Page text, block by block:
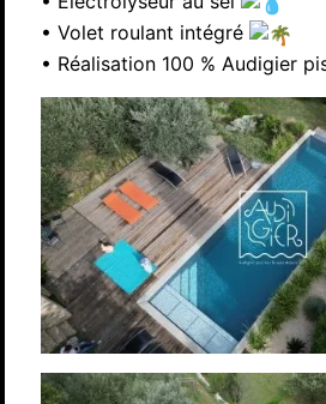
• Volet roulant intégré
• Réalisation 100 % Audigier